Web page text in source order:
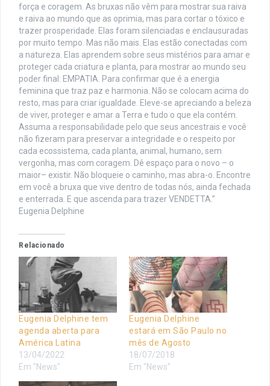
força e coragem. As bruxas não vêm para mostrar sua raiva
e raiva ao mundo que as oprimia, mas para cortar o tóxico e
trazer prosperidade. Elas foram silenciadas e enclausuradas
por muito tempo. Mas não mais. Elas estão conectadas com
a natureza. Elas aprendem sobre seus mistérios para amar e
proteger cada criatura e planta, para mostrar ao mundo seu
poder final: EMPATIA. Para confirmar que é a energia
feminina que traz paz e harmonia. Não se colocam acima do
resto, mas para criar igualdade. Eleve-se apreciando a beleza
de viver, proteger e amar a Terra e tudo o que ela contém.
Assuma a responsabilidade pelo que seus ancestrais e você
não fizeram para preservar a integridade e o respeito por
cada ecossistema, cada planta, animal, humano, sem
vergonha, mas com coragem. Dê espaço para o novo – o
maior– existir. Não bloqueie o caminho, mas abra-o. Encontre
em você a bruxa que vive dentro de todas nós, ainda fechada
e enterrada. E que ascenda para trazer VENDETTA.”
Eugenia Delphine
Relacionado
Eugenia Delphine tem
agenda aberta para
América Latina
13/04/2022
Em "News"
Eugenia Delphine
estará em São Paulo no
mês de Agosto
18/07/2018
Em "News"